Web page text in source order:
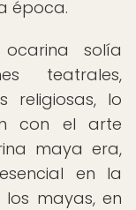
época.
solía
teatrales,
religiosas, lo
con el arte
maya era,
en la
mayas, en